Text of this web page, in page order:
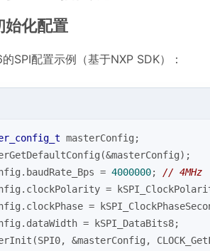
始化配置
SPI配置示例（基于NXP SDK）：
masterConfig;
= 4000000; // 4MHz
=
=
= kSPI_DataBits8;
&masterConfig,